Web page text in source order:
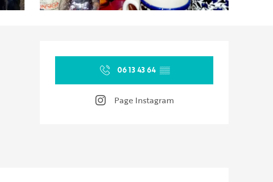
Ouverture et coordonnées
06 13 43 64 ▒▒
Page Instagram